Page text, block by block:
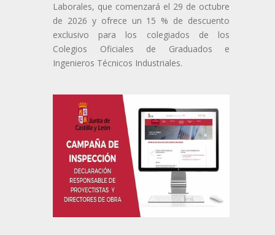
Laborales, que comenzará el 29 de octubre
de 2026 y ofrece un 15 % de descuento
exclusivo para los colegiados de los
Colegios Oficiales de Graduados e
Ingenieros Técnicos Industriales.